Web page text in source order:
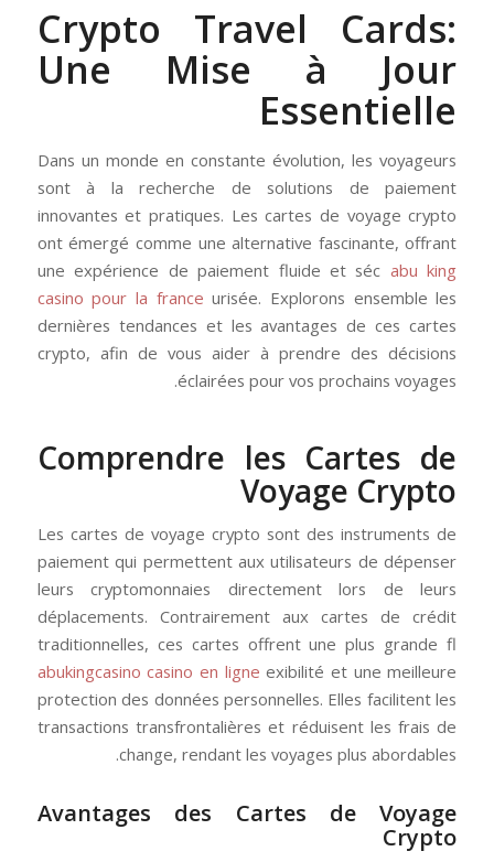
Crypto Travel Cards:
Une Mise à Jour
Essentielle
Dans un monde en constante évolution, les voyageurs
sont à la recherche de solutions de paiement
innovantes et pratiques. Les cartes de voyage crypto
ont émergé comme une alternative fascinante, offrant
une expérience de paiement fluide et séc abu king
casino pour la france urisée. Explorons ensemble les
dernières tendances et les avantages de ces cartes
crypto, afin de vous aider à prendre des décisions
éclairées pour vos prochains voyages.
Comprendre les Cartes de
Voyage Crypto
Les cartes de voyage crypto sont des instruments de
paiement qui permettent aux utilisateurs de dépenser
leurs cryptomonnaies directement lors de leurs
déplacements. Contrairement aux cartes de crédit
traditionnelles, ces cartes offrent une plus grande fl
abukingcasino casino en ligne exibilité et une meilleure
protection des données personnelles. Elles facilitent les
transactions transfrontalières et réduisent les frais de
change, rendant les voyages plus abordables.
Avantages des Cartes de Voyage
Crypto